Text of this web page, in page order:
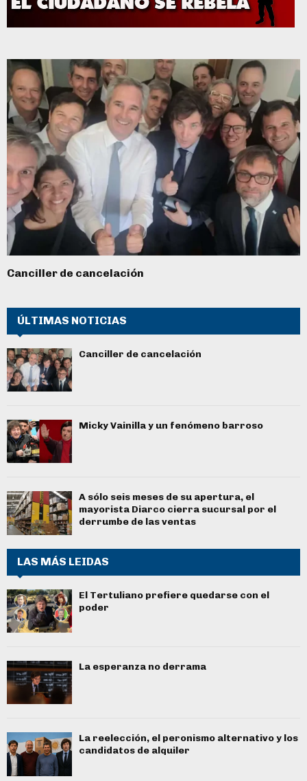
Canciller de cancelación
ÚLTIMAS NOTICIAS
Canciller de cancelación
Micky Vainilla y un fenómeno barroso
A sólo seis meses de su apertura, el
mayorista Diarco cierra sucursal por el
derrumbe de las ventas
LAS MÁS LEIDAS
El Tertuliano prefiere quedarse con el
poder
La esperanza no derrama
La reelección, el peronismo alternativo y los
candidatos de alquiler